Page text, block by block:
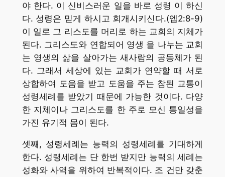
야 한다. 이 신비스러운 일을 바로 성령 이 하신
다. 성령은 믿게 하시고 회개시키신다.(엡2:8-9)
이 일로 그 리스도를 머리로 하는 교회의 지체가
된다. 그리스도와 연합되어 영생 을 나누는 교회
는 영생의 삶을 살아가는 새사람의 공동체가 된
다. 그래서 세상에 있는 교회가 연약할 때 서로
상합하여 도움을 받고 도움을 주는 참된 교통이
성령세례를 받았기 때문에 가능한 것이다. 다양
한 지체이나 그리스도를 한 주로 모신 통일성을
가진 유기적 몸이 된다.
셋째, 성령세례는 능력의 성령세례를 기대하게
한다. 성령세례는 단 한번 받지만 능력의 세례는
성화와 사역을 위하여 반복적이다. 조 건만 갖춘